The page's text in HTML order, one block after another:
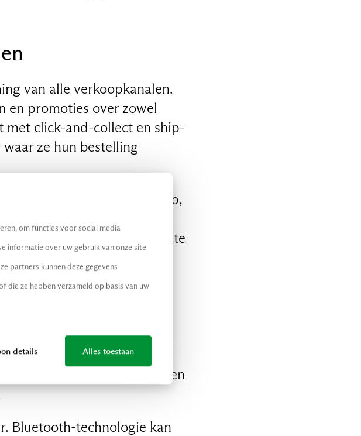
om functies voor social media
informatie over uw gebruik van onze site
partners kunnen deze gegevens
die ze hebben verzameld op basis van uw
details Alles toestaan
van alle verkoopkanalen.
en promoties over zowel
met click-and-collect en ship-
ze hun bestelling
met een responsive app,
commerce is in
en maak directe
rol binnen unified
sensors (bijv. Computer
en contactloos betalen
Bluetooth-technologie kan